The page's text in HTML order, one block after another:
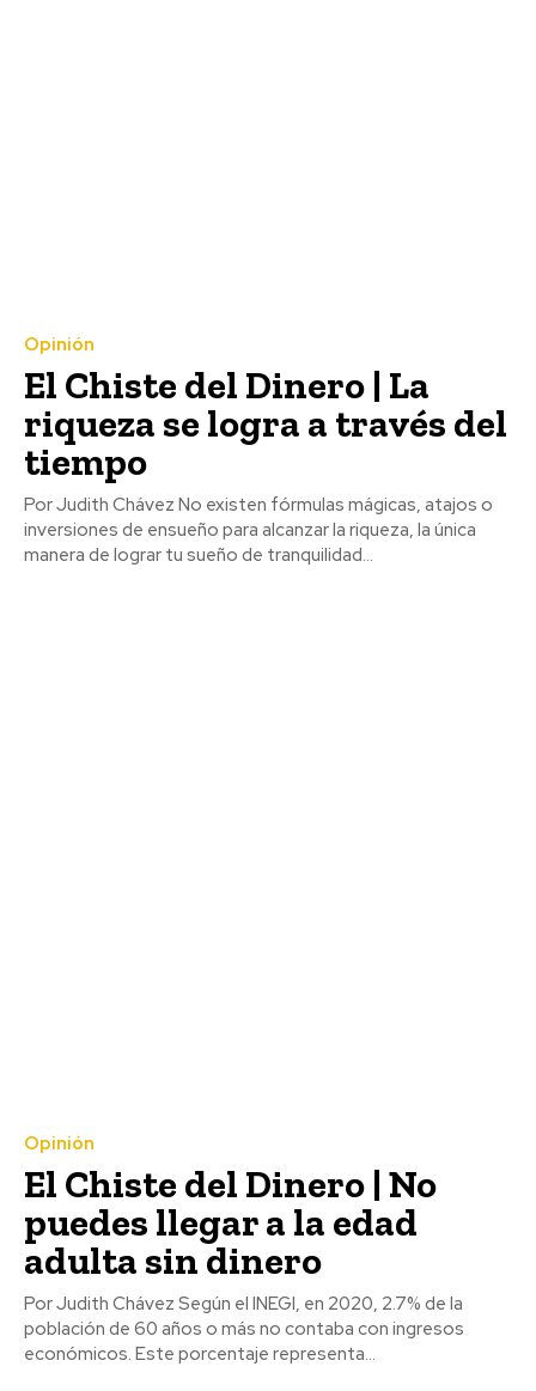
Opinión
El Chiste del Dinero | La
riqueza se logra a través del
tiempo
Por Judith Chávez No existen fórmulas mágicas, atajos o
inversiones de ensueño para alcanzar la riqueza, la única
manera de lograr tu sueño de tranquilidad...
Opinión
El Chiste del Dinero | No
puedes llegar a la edad
adulta sin dinero
Por Judith Chávez Según el INEGI, en 2020, 2.7% de la
población de 60 años o más no contaba con ingresos
económicos. Este porcentaje representa...